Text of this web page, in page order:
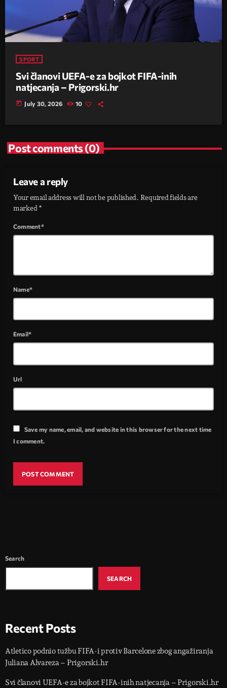
SPORT
Svi članovi UEFA-e za bojkot FIFA-inih
natjecanja – Prigorski.hr
today July 30, 2026 10
Post comments (0)
Leave a reply
Your email address will not be published. Required fields are
marked *
Comment*
Name*
Email*
Url
Save my name, email, and website in this browser for the next time
I comment.
Search
SEARCH
Recent Posts
Atletico podnio tužbu FIFA-i protiv Barcelone zbog angažiranja
Juliana Alvareza – Prigorski.hr
Svi članovi UEFA-e za bojkot FIFA-inih natjecanja – Prigorski.hr